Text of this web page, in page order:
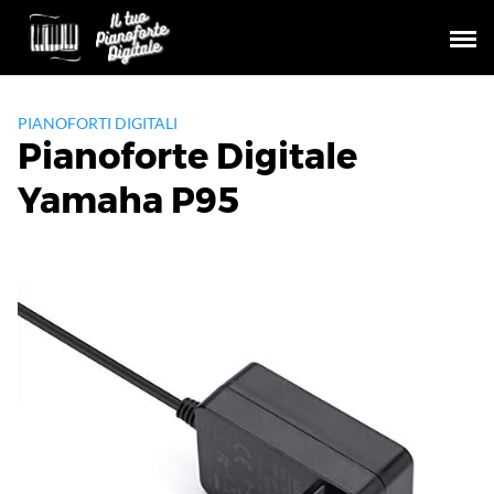
Skip
content
PIANOFORTI DIGITALI
Pianoforte Digitale
Yamaha P95